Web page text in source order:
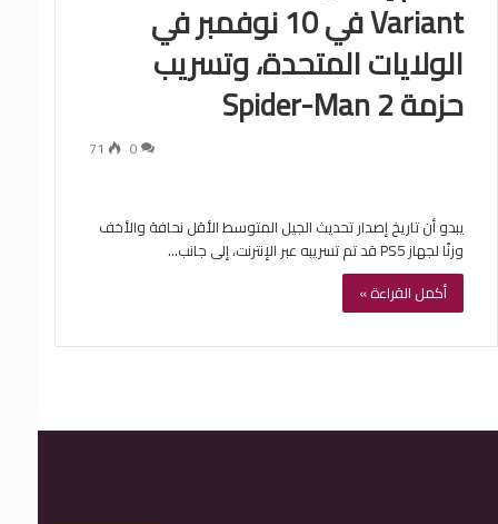
Variant في 10 نوفمبر في
الولايات المتحدة، وتسريب
حزمة Spider-Man 2
0
71
يبدو أن تاريخ إصدار تحديث الجيل المتوسط ​​الأقل نحافة والأخف
وزنًا لجهاز PS5 قد تم تسريبه عبر الإنترنت، إلى جانب…
أكمل القراءة »